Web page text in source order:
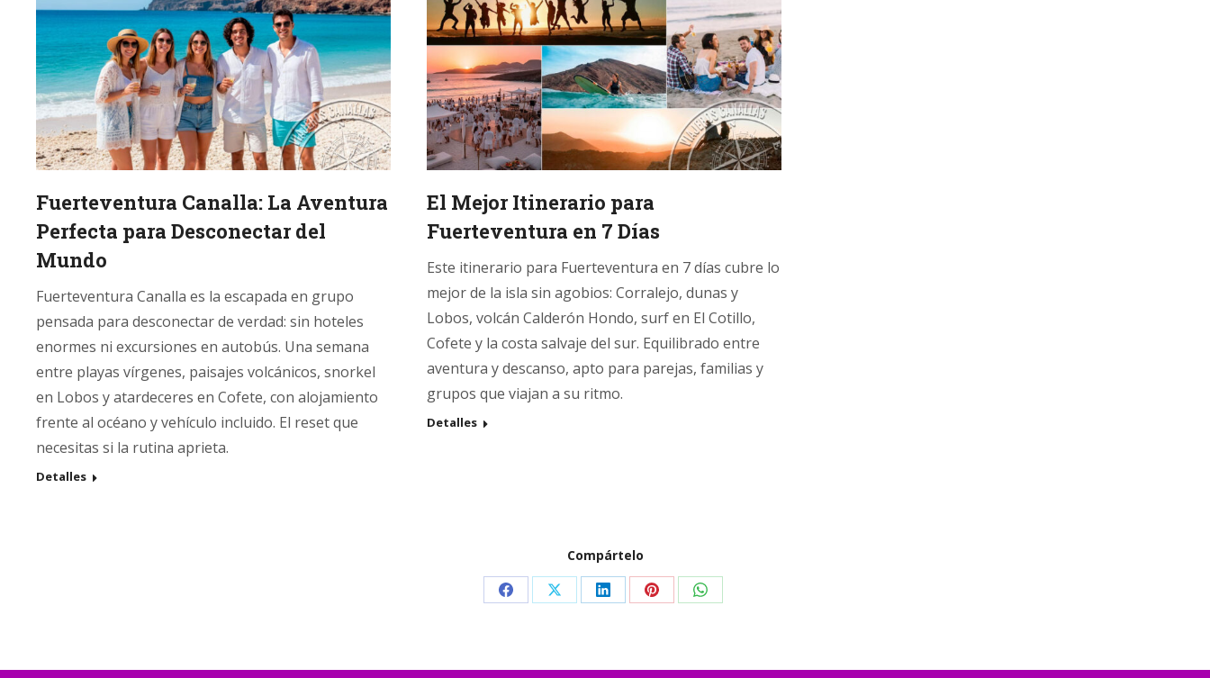
Fuerteventura Canalla: La Aventura
Perfecta para Desconectar del
Mundo
Fuerteventura Canalla es la escapada en grupo
pensada para desconectar de verdad: sin hoteles
enormes ni excursiones en autobús. Una semana
entre playas vírgenes, paisajes volcánicos, snorkel
en Lobos y atardeceres en Cofete, con alojamiento
frente al océano y vehículo incluido. El reset que
necesitas si la rutina aprieta.
Detalles
El Mejor Itinerario para
Fuerteventura en 7 Días
Este itinerario para Fuerteventura en 7 días cubre lo
mejor de la isla sin agobios: Corralejo, dunas y
Lobos, volcán Calderón Hondo, surf en El Cotillo,
Cofete y la costa salvaje del sur. Equilibrado entre
aventura y descanso, apto para parejas, familias y
grupos que viajan a su ritmo.
Detalles
Compártelo
CompartirCompartirCompartirCompartirCompartir